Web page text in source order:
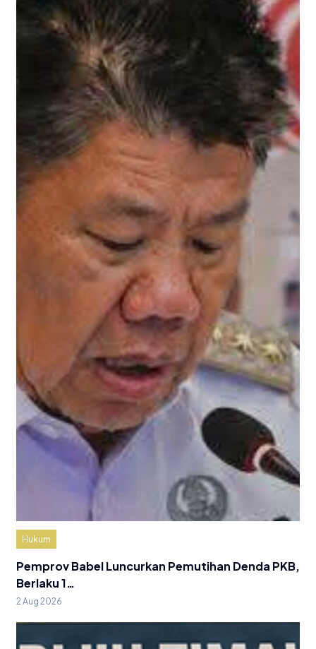
Hukum
Pemprov Babel Luncurkan Pemutihan Denda PKB,
Berlaku 1…
2 Aug 2026